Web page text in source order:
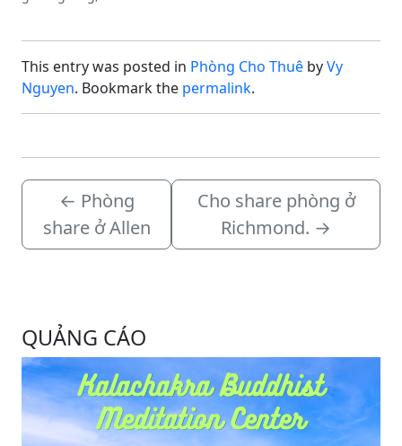
share bathroom). -cách
khu ăn uống Bellaire 15
This entry was posted in Phòng Cho Thuê byVy
Nguyen. Bookmark the permalink.
← Phòng
share ở Allen
Cho share phòng ở
Richmond. →
QUẢNG CÁO